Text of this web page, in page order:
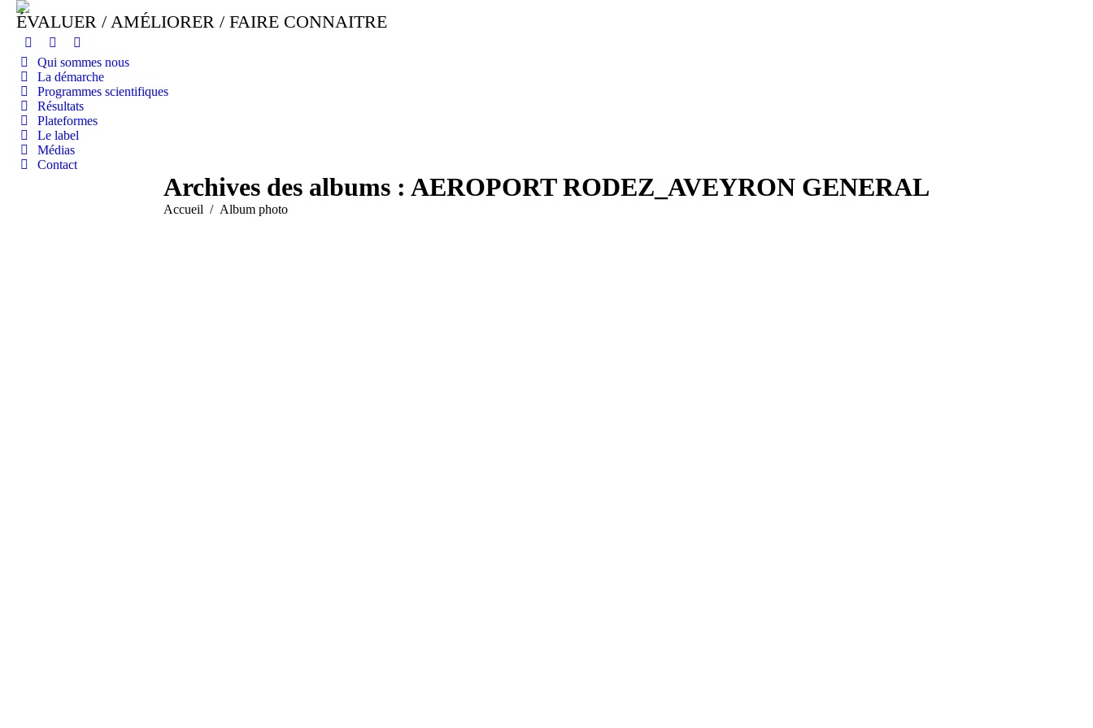
ÉVALUER / AMÉLIORER / FAIRE CONNAITRE
Qui sommes nous
La démarche
Programmes scientifiques
Résultats
Plateformes
Le label
Médias
Contact
Archives des albums : AEROPORT RODEZ_AVEYRON GENERAL
Vous êtes ici :
Accueil Album photo